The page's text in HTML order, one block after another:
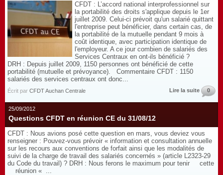
CFDT : L’accord national interprofessionnel sur
la portabilité des droits s'applique depuis le 1er
juillet 2009. Celui-ci prévoit qu'un salarié quittant
l'entreprise peut bénéficier, dans certain cas, de
la portabilité de la mutuelle pendant 9 mois à
coût identique, avec participation identique de
l'employeur. A ce jour combien de salariés des
Services Centraux en ont-ils bénéficié ?
DRH : Depuis juillet 2009, 1150 personnes ont bénéficié de cette
portabilité (mutuelle et prévoyance). Commentaire CFDT : 1150
salariés des services centraux ont donc...
Écrit par CFDT Auchan Centrale Lire la suite 0
25/09/2012
Questions CFDT en réunion CE du 31/08/12
CFDT : Nous avions posé cette question en mars, vous deviez vous
renseigner : Pouvez-vous prévoir « information et consultation annuelle
sur les recours aux conventions de forfait ainsi que les modalités de
suivi de la charge de travail des salariés concernés » (article L2323-29
du Code du travail) ? DRH : Nous ferons le maximum pour tenir cette
réunion « ...